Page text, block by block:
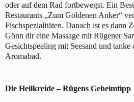
oder auf dem Rad fortbewegst. Ein
Restaurants „Zum Goldenen Anker“
Fischspezialitäten. Danach ist es dann
Gönn dir eine Massage mit Rügener
Gesichtspeeling mit Seesand und
Aromabad.
Die Heilkreide – Rügens Geheimtipp